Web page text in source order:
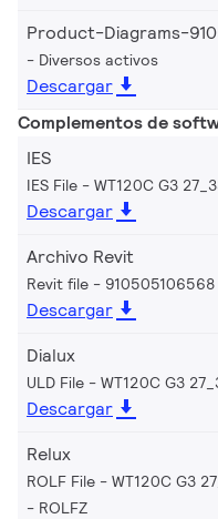
Product-Diagrams-
Diversos activos
Descargar
Complementos de
IES
IES File - WT120C G3
Descargar
Archivo Revit
Revit file - 910505106568
Descargar
Dialux
ULD File - WT120C G3
Descargar
Relux
ROLF File - WT120C G3
ROLFZ